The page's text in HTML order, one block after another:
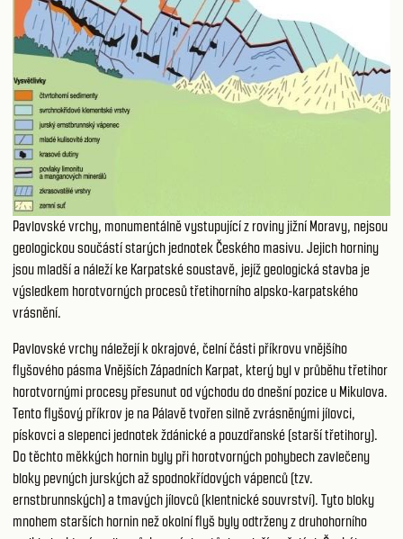
Pavlovské vrchy, monumentálně vystupující z roviny jižní Moravy, nejsou
geologickou součástí starých jednotek Českého masivu. Jejich horniny
jsou mladší a náleží ke Karpatské soustavě, jejíž geologická stavba je
výsledkem horotvorných procesů třetihorního alpsko-karpatského
vrásnění.
Pavlovské vrchy náležejí k okrajové, čelní části příkrovu vnějšího
flyšového pásma Vnějších Západních Karpat, který byl v průběhu třetihor
horotvornými procesy přesunut od východu do dnešní pozice u Mikulova.
Tento flyšový příkrov je na Pálavě tvořen silně zvrásněnými jílovci,
pískovci a slepenci jednotek ždánické a pouzdřanské (starší třetihory).
Do těchto měkkých hornin byly při horotvorných pohybech zavlečeny
bloky pevných jurských až spodnokřídových vápenců (tzv.
ernstbrunnských) a tmavých jílovců (klentnické souvrství). Tyto bloky
mnohem starších hornin než okolní flyš byly odtrženy z druhohorního